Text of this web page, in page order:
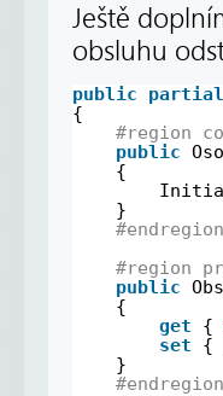
Ještě
obsluhu
public partial
{
#region
public
{
}
#endregion
#region
public
{
get
{
set
{
}
#endregion